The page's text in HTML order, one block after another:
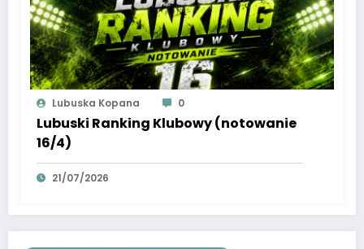
Lubuska Kopana 0
Lubuski Ranking Klubowy (notowanie
16/4)
21/07/2026